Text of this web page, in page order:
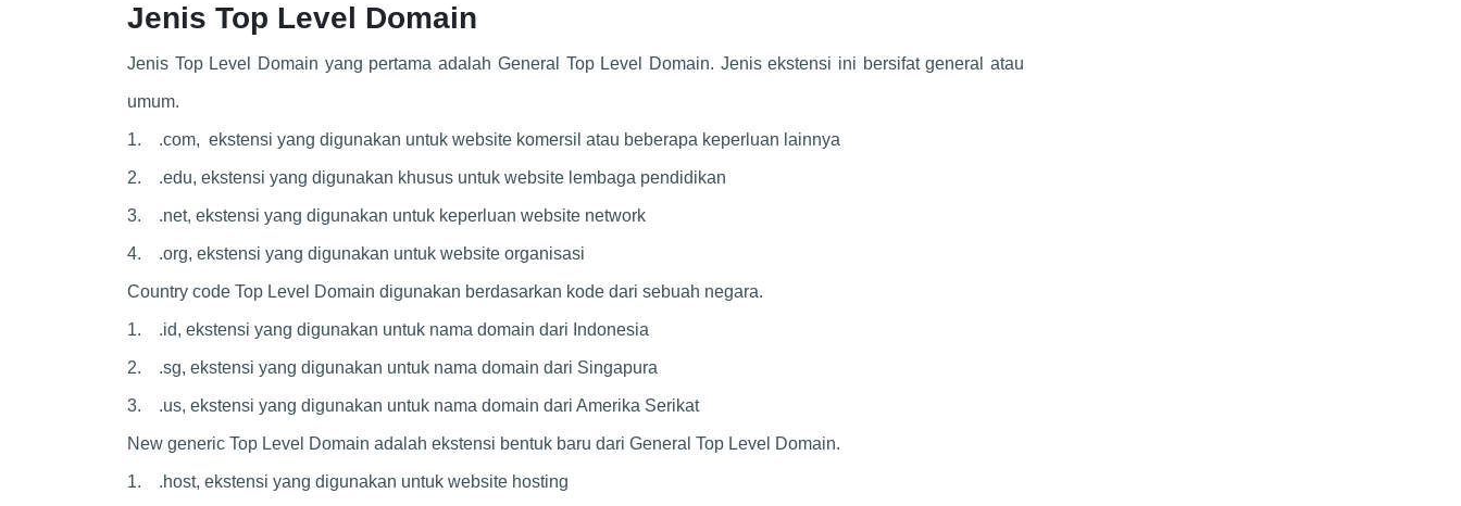
Jenis Top Level Domain
Jenis Top Level Domain yang pertama adalah General Top Level Domain. Jenis ekstensi ini bersifat general atau
umum.
1. .com, ekstensi yang digunakan untuk website komersil atau beberapa keperluan lainnya
2. .edu, ekstensi yang digunakan khusus untuk website lembaga pendidikan
3. .net, ekstensi yang digunakan untuk keperluan website network
4. .org, ekstensi yang digunakan untuk website organisasi
Country code Top Level Domain digunakan berdasarkan kode dari sebuah negara.
1. .id, ekstensi yang digunakan untuk nama domain dari Indonesia
2. .sg, ekstensi yang digunakan untuk nama domain dari Singapura
3. .us, ekstensi yang digunakan untuk nama domain dari Amerika Serikat
New generic Top Level Domain adalah ekstensi bentuk baru dari General Top Level Domain.
1. .host, ekstensi yang digunakan untuk website hosting